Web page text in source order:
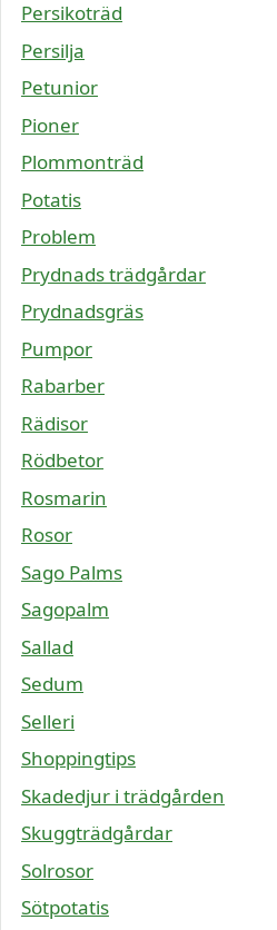
Persikoträd
Persilja
Petunior
Pioner
Plommonträd
Potatis
Problem
Prydnads trädgårdar
Prydnadsgräs
Pumpor
Rabarber
Rädisor
Rödbetor
Rosmarin
Rosor
Sago Palms
Sagopalm
Sallad
Sedum
Selleri
Shoppingtips
Skadedjur i trädgården
Skuggträdgårdar
Solrosor
Sötpotatis